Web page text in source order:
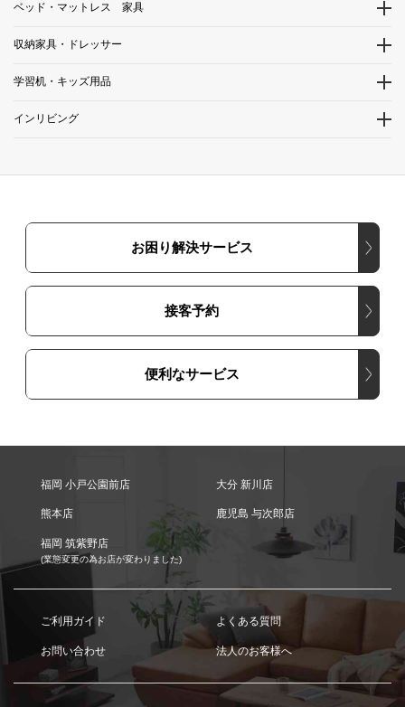
ベッド・マットレス 家具
収納家具・ドレッサー
学習机・キッズ用品
インリビング
お困り解決サービス
接客予約
便利なサービス
福岡 小戸公園前店 大分 新川店
熊本店 鹿児島 与次郎店
福岡 筑紫野店
(業態変更の為お店が変わりました)
ご利用ガイド よくある質問
お問い合わせ 法人のお客様へ